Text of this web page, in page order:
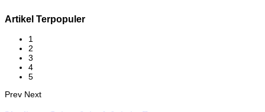
Artikel Terpopuler
1
2
3
4
5
Prev Next